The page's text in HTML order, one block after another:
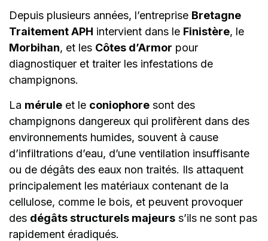
Depuis plusieurs années, l’entreprise Bretagne
Traitement APH intervient dans le Finistère, le
Morbihan, et les Côtes d’Armor pour
diagnostiquer et traiter les infestations de
champignons.
La mérule et le coniophore sont des
champignons dangereux qui prolifèrent dans des
environnements humides, souvent à cause
d’infiltrations d’eau, d’une ventilation insuffisante
ou de dégâts des eaux non traités. Ils attaquent
principalement les matériaux contenant de la
cellulose, comme le bois, et peuvent provoquer
des dégâts structurels majeurs s’ils ne sont pas
rapidement éradiqués.